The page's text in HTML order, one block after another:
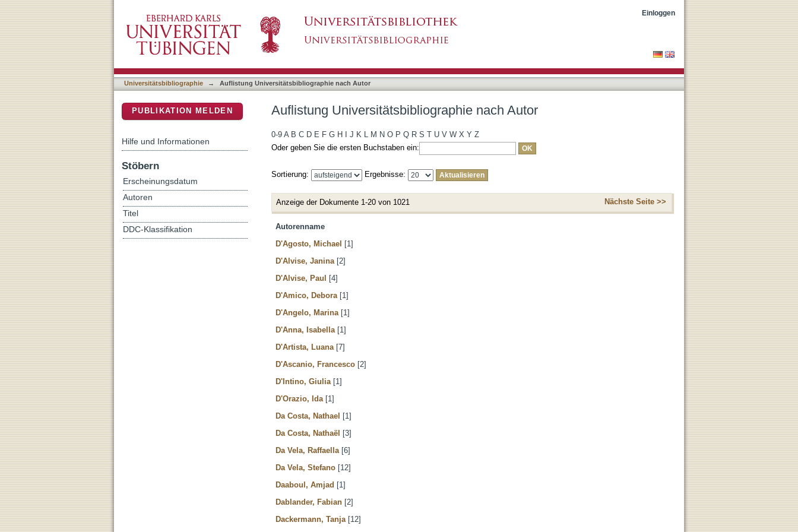
Einloggen
Universitätsbibliographie → Auflistung Universitätsbibliographie nach Autor
Auflistung Universitätsbibliographie nach Autor
0-9 A B C D E F G H J K L M N O P Q R S T U V W X Y Z
Oder geben Sie die ersten Buchstaben ein:
Sortierung: Ergebnisse:
Anzeige der Dokumente 1-20 von 1021 Nächste Seite >>
Autorenname
D'Agosto, Michael [1]
D'Alvise, Janina [2]
D'Alvise, Paul [4]
D'Amico, Debora [1]
D'Angelo, Marina [1]
D'Anna, Isabella [1]
D'Artista, Luana [7]
D'Ascanio, Francesco [2]
D'Intino, Giulia [1]
D'Orazio, Ida [1]
Da Costa, Nathael [1]
Da Costa, Nathaël [3]
Da Vela, Raffaella [6]
Da Vela, Stefano [12]
Daaboul, Amjad [1]
Dablander, Fabian [2]
Dackermann, Tanja [12]
PUBLIKATION MELDEN
Hilfe und Informationen
Stöbern
Erscheinungsdatum
Autoren
Titel
DDC-Klassifikation